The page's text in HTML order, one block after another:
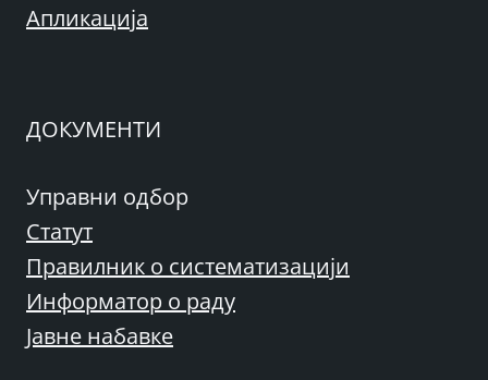
Апликација
ДОКУМЕНТИ
Управни одбор
Статут
Правилник о систематизацији
Информатор о раду
Јавне набавке